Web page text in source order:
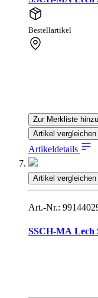
Bestellartikel
Zur Merkliste
Artikel vergleichen
Artikeldetails
Artikel vergleichen
Art.-Nr.:
SSCH-MA Lech